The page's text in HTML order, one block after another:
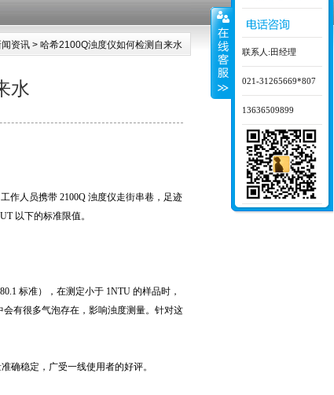
资讯 > 哈希2100Q浊度仪如何检测自来水
水
作人员携带 2100Q 浊度仪走街串巷，足迹
以下的标准限值。
标准），在测定小于 1NTU 的样品时，
有很多气泡存在，影响浊度测量。针对这
确稳定，广受一线使用者的好评。
联系人:田经理
021-31265669*807
13636509899